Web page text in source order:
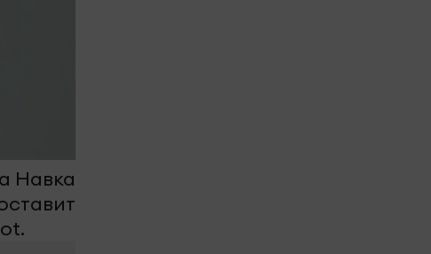
Навка